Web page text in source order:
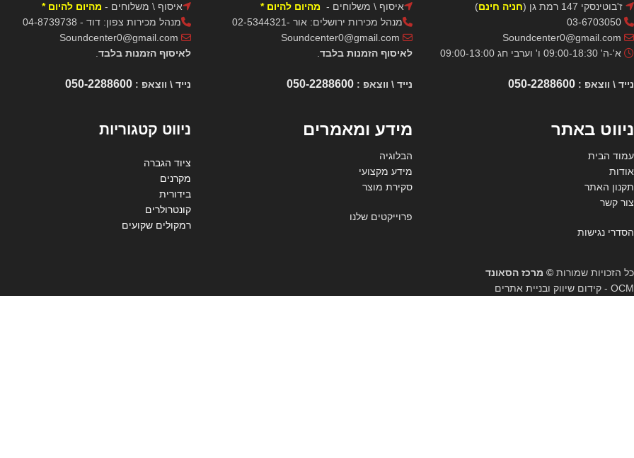
איסוף \ משלוחים - מהיום להיום *
מנהל מכירות צפון: דוד - 04-8739738
Soundcenter0@gmail.com
לאיסוף הזמנות בלבד.
נייד \ ווצאפ : 050-2288600
ניווט קטגוריות
ציוד הגברה
מקרנים
בידורית
קונטרולרים
רמקולים שקועים
איסוף \ משלוחים - מהיום להיום *
מנהל מכירות ירושלים: אור -02-5344321
Soundcenter0@gmail.com
לאיסוף הזמנות בלבד.
נייד \ ווצאפ : 050-2288600
מידע ומאמרים
הבלוגיה
מידע מקצועי
סקירת מוצר
פרוייקטים שלנו
ז'בוטינסקי 147 רמת גן ( חניה חינם)
א'-ה' 09:00-18:30 ו' וערבי חג 09:00-13:00
נייד \ ווצאפ : 050-2288600
ניווט באתר
עמוד הבית
אודות
תקנון האתר
צור קשר
הסדרי נגישות
כל הזכויות שמורות © מרכז הסאונד
OCM - קידום שיווק ובניית אתרים